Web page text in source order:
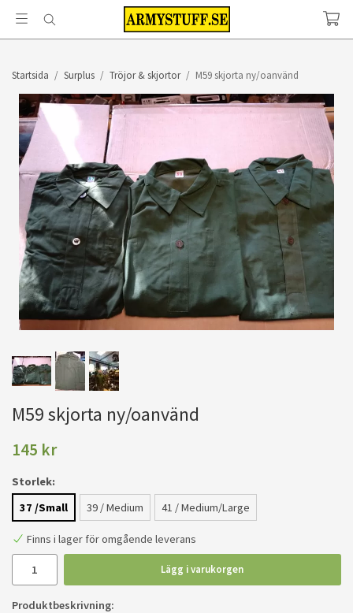
Startsida / Surplus / Tröjor & skjortor / M59 skjorta ny/oanvänd
M59 skjorta ny/oanvänd
145 kr
Storlek:
37 /Small
39 / Medium 41 / Medium/Large
Finns i lager för omgående leverans
Lägg i varukorgen
Produktbeskrivning: